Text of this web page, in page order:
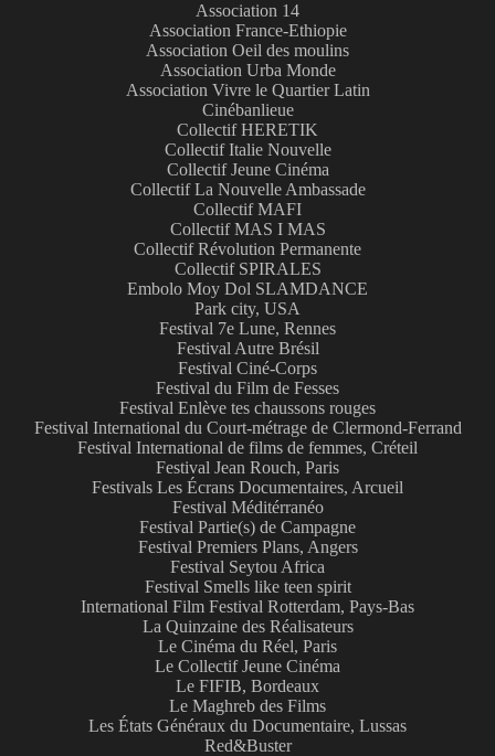
Association 14
Association France-Ethiopie
Association Oeil des moulins
Association Urba Monde
Association Vivre le Quartier Latin
Cinébanlieue
Collectif HERETIK
Collectif Italie Nouvelle
Collectif Jeune Cinéma
Collectif La Nouvelle Ambassade
Collectif MAFI
Collectif MAS I MAS
Collectif Révolution Permanente
Collectif SPIRALES
Embolo Moy Dol SLAMDANCE
Park city, USA
Festival 7e Lune, Rennes
Festival Autre Brésil
Festival Ciné-Corps
Festival du Film de Fesses
Festival Enlève tes chaussons rouges
Festival International du Court-métrage de Clermond-Ferrand
Festival International de films de femmes, Créteil
Festival Jean Rouch, Paris
Festivals Les Écrans Documentaires, Arcueil
Festival Méditérranéo
Festival Partie(s) de Campagne
Festival Premiers Plans, Angers
Festival Seytou Africa
Festival Smells like teen spirit
International Film Festival Rotterdam, Pays-Bas
La Quinzaine des Réalisateurs
Le Cinéma du Réel, Paris
Le Collectif Jeune Cinéma
Le FIFIB, Bordeaux
Le Maghreb des Films
Les États Généraux du Documentaire, Lussas
Red&Buster